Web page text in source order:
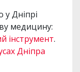
Дніпрі
медицину:
інструмент.
Дніпра